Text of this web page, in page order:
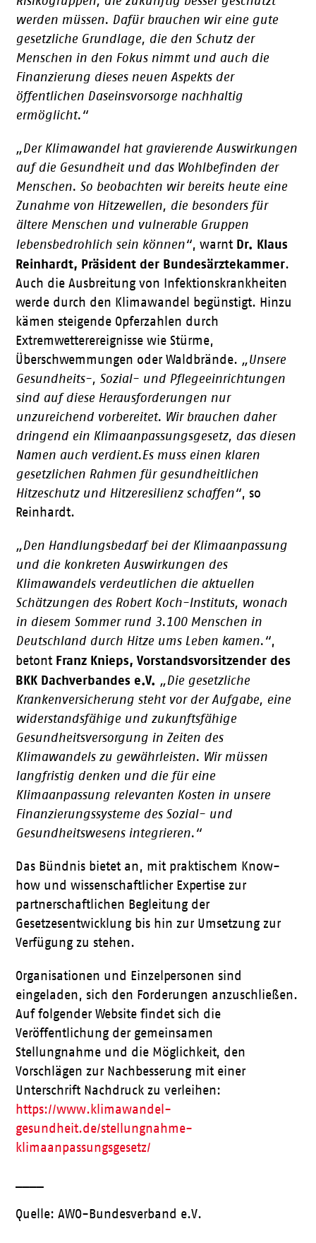
werden müssen. Dafür brauchen wir eine gute
gesetzliche Grundlage, die den Schutz der
Menschen in den Fokus nimmt und auch die
Finanzierung dieses neuen Aspekts der
öffentlichen Daseinsvorsorge nachhaltig
ermöglicht.“
„Der Klimawandel hat gravierende Auswirkungen
auf die Gesundheit und das Wohlbefinden der
Menschen. So beobachten wir bereits heute eine
Zunahme von Hitzewellen, die besonders für
ältere Menschen und vulnerable Gruppen
lebensbedrohlich sein können“, warnt Dr. Klaus
Reinhardt, Präsident der Bundesärztekammer.
Auch die Ausbreitung von Infektionskrankheiten
werde durch den Klimawandel begünstigt. Hinzu
kämen steigende Opferzahlen durch
Extremwetterereignisse wie Stürme,
Überschwemmungen oder Waldbrände. „Unsere
Gesundheits-, Sozial- und Pflegeeinrichtungen
sind auf diese Herausforderungen nur
unzureichend vorbereitet. Wir brauchen daher
dringend ein Klimaanpassungsgesetz, das diesen
Namen auch verdient.Es muss einen klaren
gesetzlichen Rahmen für gesundheitlichen
Hitzeschutz und Hitzeresilienz schaffen“, so
Reinhardt.
„Den Handlungsbedarf bei der Klimaanpassung
und die konkreten Auswirkungen des
Klimawandels verdeutlichen die aktuellen
Schätzungen des Robert Koch-Instituts, wonach
in diesem Sommer rund 3.100 Menschen in
Deutschland durch Hitze ums Leben kamen.“,
betont Franz Knieps, Vorstandsvorsitzender des
BKK Dachverbandes e.V. „Die gesetzliche
Krankenversicherung steht vor der Aufgabe, eine
widerstandsfähige und zukunftsfähige
Gesundheitsversorgung in Zeiten des
Klimawandels zu gewährleisten. Wir müssen
langfristig denken und die für eine
Klimaanpassung relevanten Kosten in unsere
Finanzierungssysteme des Sozial- und
Gesundheitswesens integrieren.“
Das Bündnis bietet an, mit praktischem Know-
how und wissenschaftlicher Expertise zur
partnerschaftlichen Begleitung der
Gesetzesentwicklung bis hin zur Umsetzung zur
Verfügung zu stehen.
Organisationen und Einzelpersonen sind
eingeladen, sich den Forderungen anzuschließen.
Auf folgender Website findet sich die
Veröffentlichung der gemeinsamen
Stellungnahme und die Möglichkeit, den
Vorschlägen zur Nachbesserung mit einer
Unterschrift Nachdruck zu verleihen:
https://www.klimawandel-
gesundheit.de/stellungnahme-
klimaanpassungsgesetz/
Quelle: AWO-Bundesverband e.V.